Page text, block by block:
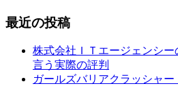
最近の投稿
株式会社ＩＴエージェンシ
言う実際の評判
ガールズバリアクラッシャ